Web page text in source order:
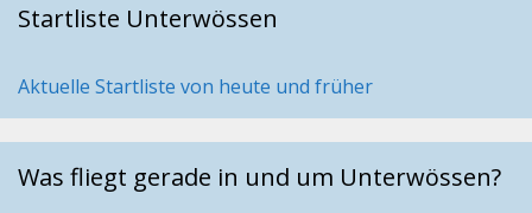
Startliste Unterwössen
Aktuelle Startliste von heute und früher
Was fliegt gerade in und um Unterwössen?